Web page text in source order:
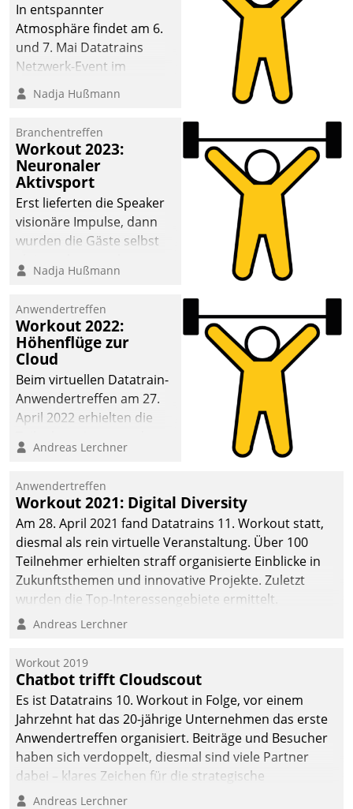
In entspannter
Atmosphäre findet am 6.
und 7. Mai Datatrains
Netzwerk-Event im
Kunden- und Partnerkreis
statt. Zentrale Frage: Wie
Mammutprojekte
meistern und Workloads
wuppen – bei zunehmend
anspruchsvollen
Aufgaben und
abnehmendem
Nadja Hußmann
Branchentreffen
Workout 2023:
Neuronaler
Aktivsport
Erst lieferten die Speaker
visionäre Impulse, dann
wurden die Gäste selbst
methodisch
Quartier. Dazwischen
zeigte Datatrain, was es
Neues zu bieten hat.
Nadja Hußmann
Anwendertreffen
Workout 2022:
Höhenflüge zur
Cloud
Beim virtuellen Datatrain-
Anwendertreffen am 27.
April 2022 erhielten die
Teilnehmer kurzweilige
Cloud-Strategien und -
Lösungen mit hohem
Zukunftspotenzial.
Andreas Lerchner
Anwendertreffen
Workout 2021: Digital Diversity
Am 28. April 2021 fand Datatrains 11. Workout statt,
diesmal als rein virtuelle Veranstaltung. Über 100
Teilnehmer erhielten straff organisierte Einblicke in
Zukunftsthemen und innovative Projekte. Zuletzt
wurden die Top-Interessengebiete ermittelt.
Andreas Lerchner
Workout 2019
Chatbot trifft Cloudscout
Es ist Datatrains 10. Workout in Folge, vor einem
Jahrzehnt hat das 20-jährige Unternehmen das erste
Anwendertreffen organisiert. Beiträge und Besucher
haben sich verdoppelt, diesmal sind viele Partner
dabei – klares Zeichen für die strategische
Fokussierung auf den Kunden.
Andreas Lerchner